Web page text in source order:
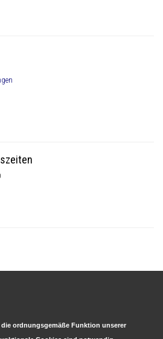
ordnungsgemäße Funktion unserer